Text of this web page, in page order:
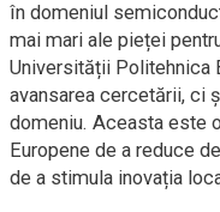
în domeniul
mai mari ale pieței
Universității Politehnica
avansarea cercetării, ci
domeniu. Aceasta este
Europene de a reduce
de a stimula inovația